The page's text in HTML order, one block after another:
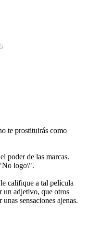
te prostituirás como
poder de las marcas.
logo\".
califique a tal película
un adjetivo, que otros
sensaciones ajenas.